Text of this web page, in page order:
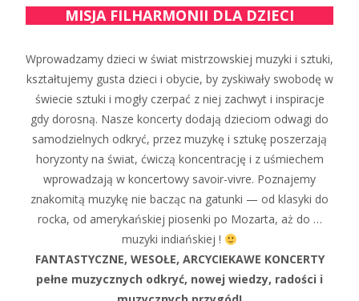
MISJA FILHARMONII DLA DZIECI
Wprowadzamy dzieci w świat mistrzowskiej muzyki i sztuki,
kształtujemy gusta dzieci i obycie, by zyskiwały swobodę w
świecie sztuki i mogły czerpać z niej zachwyt i inspiracje
gdy dorosną. Nasze koncerty dodają dzieciom odwagi do
samodzielnych odkryć, przez muzykę i sztukę poszerzają
horyzonty na świat, ćwiczą koncentrację i z uśmiechem
wprowadzają w koncertowy savoir-vivre. Poznajemy
znakomitą muzykę nie bacząc na gatunki — od klasyki do
rocka, od amerykańskiej piosenki po Mozarta, aż do …
muzyki indiańskiej !
FANTASTYCZNE, WESOŁE, ARCYCIEKAWE KONCERTY
pełne muzycznych odkryć, nowej wiedzy, radości i